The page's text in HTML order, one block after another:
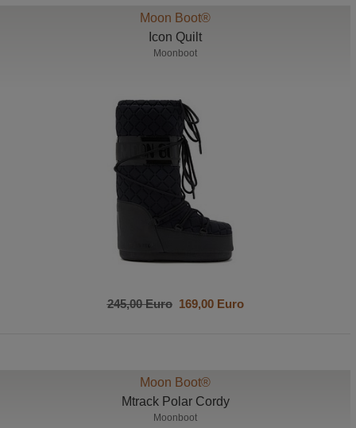
Moon Boot®
Icon Quilt
Moonboot
245,00 Euro169,00 Euro
Moon Boot®
Mtrack Polar Cordy
Moonboot